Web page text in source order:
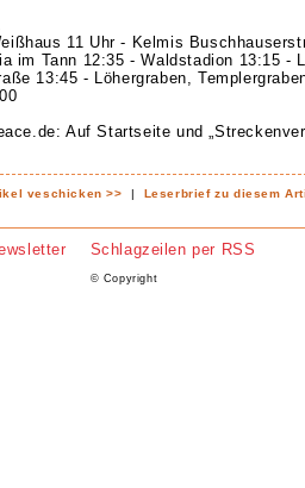
11 Uhr - Kelmis
im Tann 12:35 - Waldstadion 13:15 -
13:45 - Löhergraben,
Auf Startseite und
veschicken >> | Leserbrief zu diesem
Schlagzeilen per RSS
© Copyright